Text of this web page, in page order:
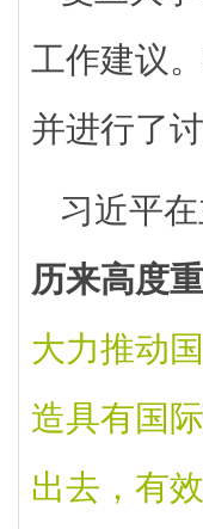
工作建议
并进行了讨
习近平
历来高度
大力推动
造具有国
出去，有